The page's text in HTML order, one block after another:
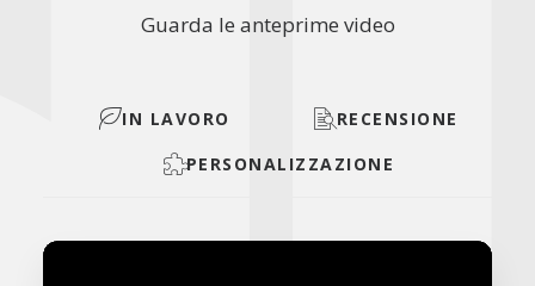
Guarda le anteprime video
IN LAVORO
RECENSIONE
PERSONALIZZAZIONE